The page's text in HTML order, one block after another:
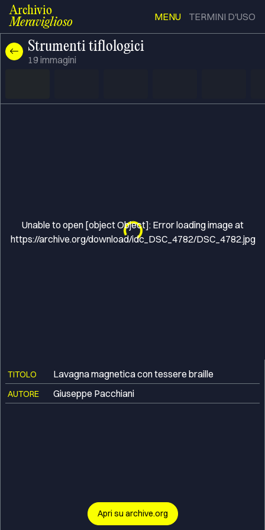
Archivio
Meraviglioso
MENU TERMINI D'USO
Strumenti tiflologici
19 immagini
TITOLO Lavagna magnetica con tessere braille
AUTORE Giuseppe Pacchiani
Apri su archive.org
Loading...
Unable to open [object Object]: Error loading image at
https://archive.org/download/idc_DSC_4782/DSC_4782.jpg